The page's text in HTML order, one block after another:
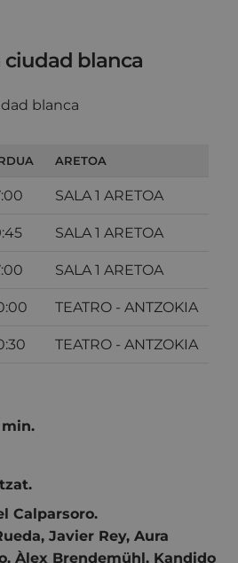
ciudad blanca
ARETOA
SALA 1 ARETOA
SALA 1 ARETOA
SALA 1 ARETOA
TEATRO - ANTZOKIA
TEATRO - ANTZOKIA
Calparsoro.
, Javier Rey, Aura
, Àlex Brendemühl, Kandido